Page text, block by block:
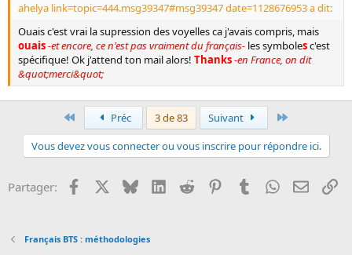
ahelya link=topic=444.msg39347#msg39347 date=1128676953 a dit:
Ouais c'est vrai la supression des voyelles ca j'avais compris, mais
ouais-et encore, ce n'est pas vraiment du français- les symbolesc'est
spécifique! Ok j'attend ton mail alors! Thanks-en France, on dit
&quot;merci&quot;
PremierPréc 3 de 83 Suivant
Vous devez vous connecter ou vous inscrire pour répondre ici.
Partager: Facebook BlueskyLinkedInReddit PinterestTumblrWhatsApp
Email
Français BTS : méthodologies